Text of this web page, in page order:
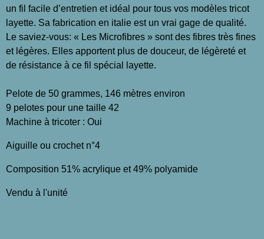
un fil facile d’entretien et idéal pour tous vos modèles tricot
layette. Sa fabrication en italie est un vrai gage de qualité.
Le saviez-vous: « Les Microfibres » sont des fibres très fines
et légères. Elles apportent plus de douceur, de légèreté et
de résistance à ce fil spécial layette.
Pelote de 50 grammes, 146 mètres environ
9 pelotes pour une taille 42
Machine à tricoter : Oui
Aiguille ou crochet n°4
Composition 51% acrylique et 49% polyamide
Vendu à l'unité